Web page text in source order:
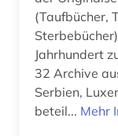
basteln (1)
(Taufbücher,
Jahrhundert
32 Archive
Serbien,
beteil... Mehr